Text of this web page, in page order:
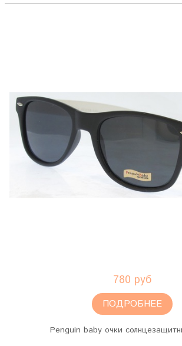
780 руб
ПОДРОБНЕЕ
Penguin baby очки